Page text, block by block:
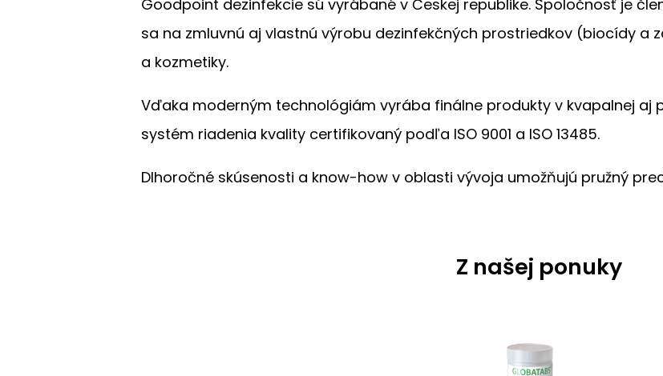
Goodpoint dezinfekcie sú vyrábané v Českej republike. Spoločnosť je
sa na zmluvnú aj vlastnú výrobu dezinfekčných prostriedkov (biocídy a
a kozmetiky.
Vďaka moderným technológiám vyrába finálne produkty v kvapalnej aj
systém riadenia kvality certifikovaný podľa ISO 9001 a ISO 13485.
Dlhoročné skúsenosti a know-how v oblasti vývoja umožňujú pružný
Z našej ponuky